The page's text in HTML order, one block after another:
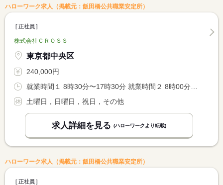
ハローワーク求人（掲載元：飯田橋公共職業安定所）
正社員
株式会社ＣＲＯＳＳ
東京都中央区
240,000円
土曜日，日曜日，祝日，その他
求人詳細を見る (ハローワークより転載)
ハローワーク求人（掲載元：飯田橋公共職業安定所）
正社員